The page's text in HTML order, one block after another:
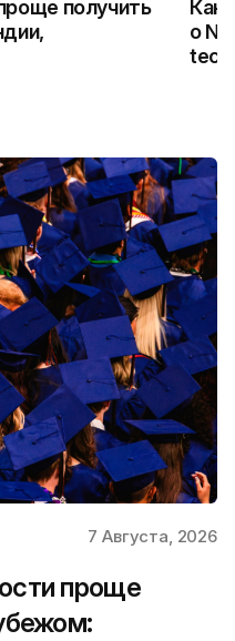
получить
Как
о
tech
7 Августа, 2026
проще